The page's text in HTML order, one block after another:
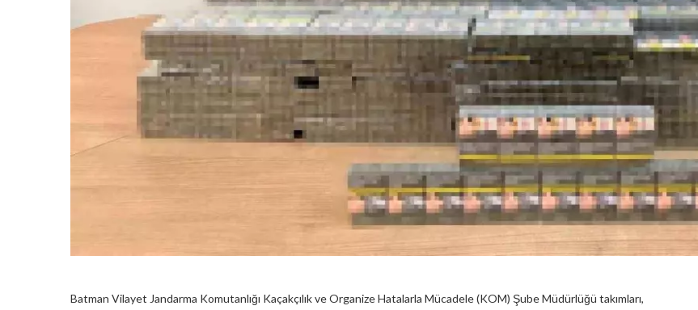
Batman Vilayet Jandarma Komutanlığı Kaçakçılık ve Organize Hatalarla Mücadele (KOM) Şube Müdürlüğü takımları,